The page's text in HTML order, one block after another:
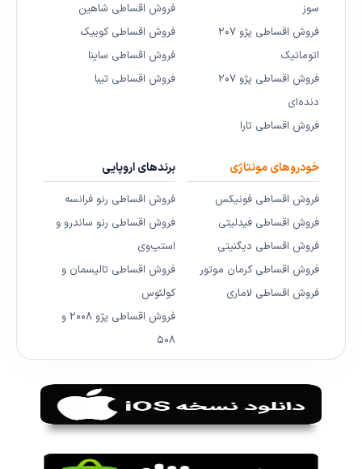
سوز
فروش اقساطی پژو ۲۰۷
اتوماتیک
فروش اقساطی پژو ۲۰۷
دنده‌ای
فروش اقساطی تارا
فروش اقساطی شاهین
فروش اقساطی کوییک
فروش اقساطی ساینا
فروش اقساطی تیبا
خودروهای مونتاژی
فروش اقساطی فونیکس
فروش اقساطی فیدلیتی
فروش اقساطی دیگنیتی
فروش اقساطی کرمان موتور
فروش اقساطی لاماری
برندهای اروپایی
فروش اقساطی رنو فرانسه
فروش اقساطی رنو ساندرو و
استپ‌وی
فروش اقساطی تالیسمان و
کولئوس
فروش اقساطی پژو ۲۰۰۸ و
۵۰۸